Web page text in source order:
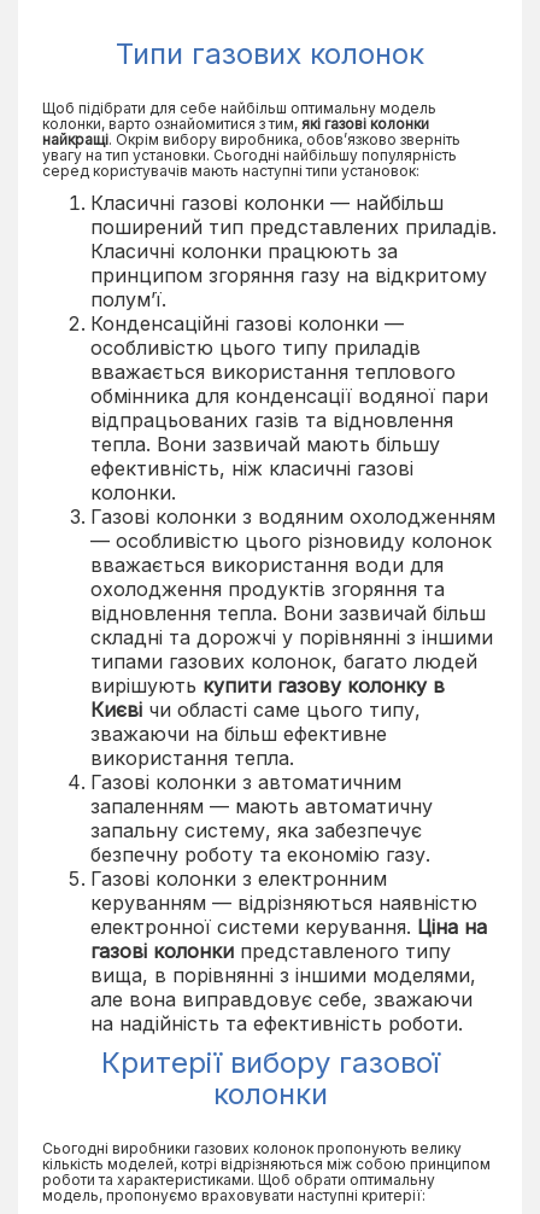
Типи газових колонок
Щоб підібрати для себе найбільш оптимальну модель
колонки, варто ознайомитися з тим, які газові колонки
найкращі. Окрім вибору виробника, обов’язково зверніть
увагу на тип установки. Сьогодні найбільшу популярність
серед користувачів мають наступні типи установок:
Класичні газові колонки — найбільш
поширений тип представлених приладів.
Класичні колонки працюють за
принципом згоряння газу на відкритому
полум’ї.
Конденсаційні газові колонки —
особливістю цього типу приладів
вважається використання теплового
обмінника для конденсації водяної пари
відпрацьованих газів та відновлення
тепла. Вони зазвичай мають більшу
ефективність, ніж класичні газові
колонки.
Газові колонки з водяним охолодженням
— особливістю цього різновиду колонок
вважається використання води для
охолодження продуктів згоряння та
відновлення тепла. Вони зазвичай більш
складні та дорожчі у порівнянні з іншими
типами газових колонок, багато людей
вирішують купити газову колонку в
Києві чи області саме цього типу,
зважаючи на більш ефективне
використання тепла.
Газові колонки з автоматичним
запаленням — мають автоматичну
запальну систему, яка забезпечує
безпечну роботу та економію газу.
Газові колонки з електронним
керуванням — відрізняються наявністю
електронної системи керування. Ціна на
газові колонки представленого типу
вища, в порівнянні з іншими моделями,
але вона виправдовує себе, зважаючи
на надійність та ефективність роботи.
Критерії вибору газової
колонки
Сьогодні виробники газових колонок пропонують велику
кількість моделей, котрі відрізняються між собою принципом
роботи та характеристиками. Щоб обрати оптимальну
модель, пропонуємо враховувати наступні критерії: